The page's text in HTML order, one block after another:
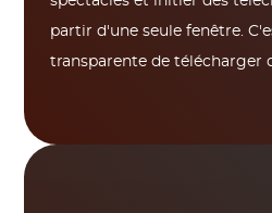
partir d'une seule fenêtre.
transparente de télécharger